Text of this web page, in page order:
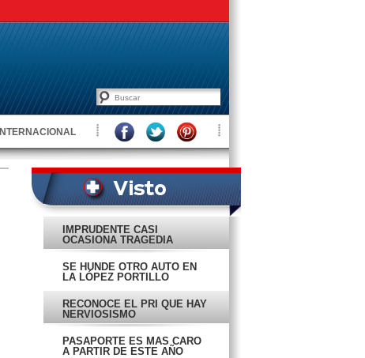
INTERNACIONAL
IMPRUDENTE CASI
OCASIONA TRAGEDIA
SE HUNDE OTRO AUTO EN
LA LÓPEZ PORTILLO
RECONOCE EL PRI QUE HAY
NERVIOSISMO
PASAPORTE ES MÁS CARO
A PARTIR DE ESTE AÑO